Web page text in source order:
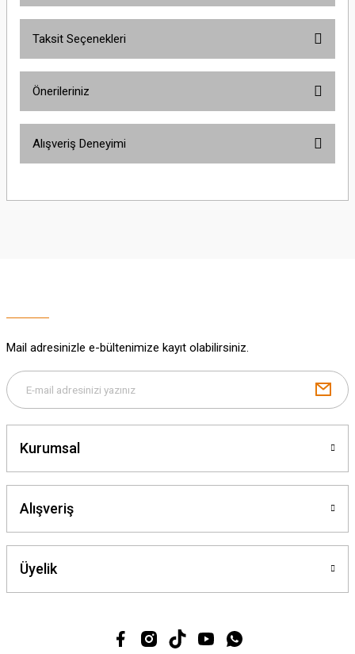
Taksit Seçenekleri
Önerileriniz
yetersiz gördüğünüz noktaları öneri formunu kullanarak tarafımıza
Gönder
Alışveriş Deneyimi
Mail adresinizle e-bültenimize kayıt olabilirsiniz.
Kurumsal
Alışveriş
Üyelik